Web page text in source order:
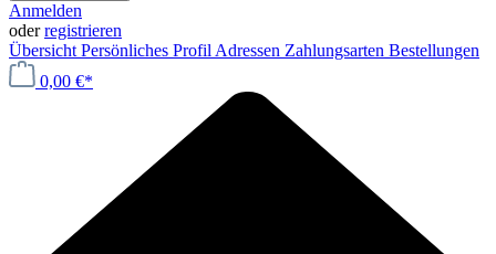
Anmelden
oderregistrieren
Übersicht Persönliches Profil Adressen Zahlungsarten Bestellungen
0,00 €*